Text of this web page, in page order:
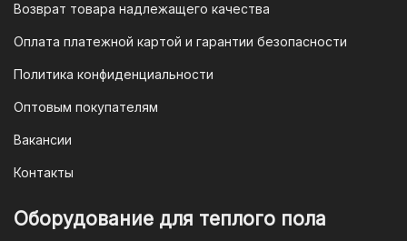
Возврат товара надлежащего качества
Оплата платежной картой и гарантии безопасности
Политика конфиденциальности
Оптовым покупателям
Вакансии
Контакты
Оборудование для теплого пола